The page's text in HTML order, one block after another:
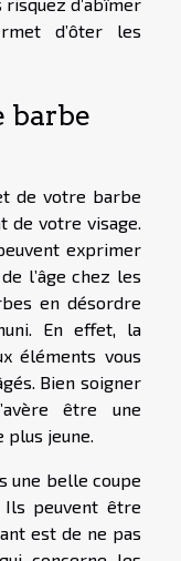
d’ôter les
barbe
de votre barbe
de votre visage.
exprimer
l’âge chez les
en désordre
En effet, la
éléments vous
Bien soigner
être une
jeune.
une belle coupe
peuvent être
est de ne pas